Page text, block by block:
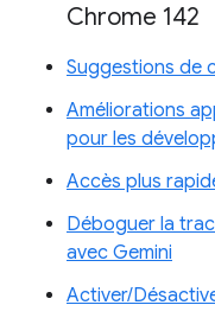
Chrome 142
Suggestions de
Améliorations
pour les
Accès plus
Déboguer la
avec Gemini
Activer/